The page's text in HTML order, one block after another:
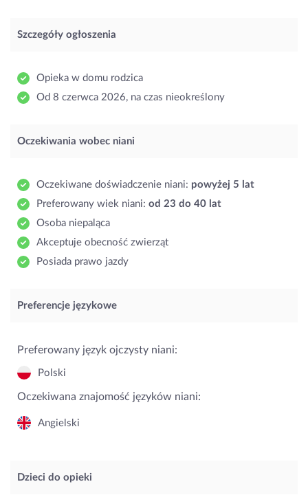
Szczegóły ogłoszenia
Opieka w domu rodzica
Od 8 czerwca 2026, na czas nieokreślony
Oczekiwania wobec niani
Oczekiwane doświadczenie niani: powyżej 5 lat
Preferowany wiek niani: od 23 do 40 lat
Osoba niepaląca
Akceptuje obecność zwierząt
Posiada prawo jazdy
Preferencje językowe
Preferowany język ojczysty niani:
Polski
Oczekiwana znajomość języków niani:
Angielski
Dzieci do opieki